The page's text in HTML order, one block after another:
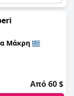
Μάκρη
Από 60 $